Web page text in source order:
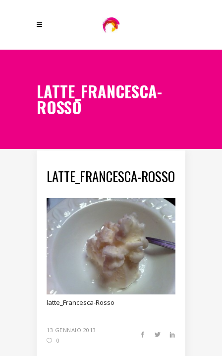
LATTE_FRANCESCA-
ROSSO
LATTE_FRANCESCA-ROSSO
latte_Francesca-Rosso
13 GENNAIO 2013
0